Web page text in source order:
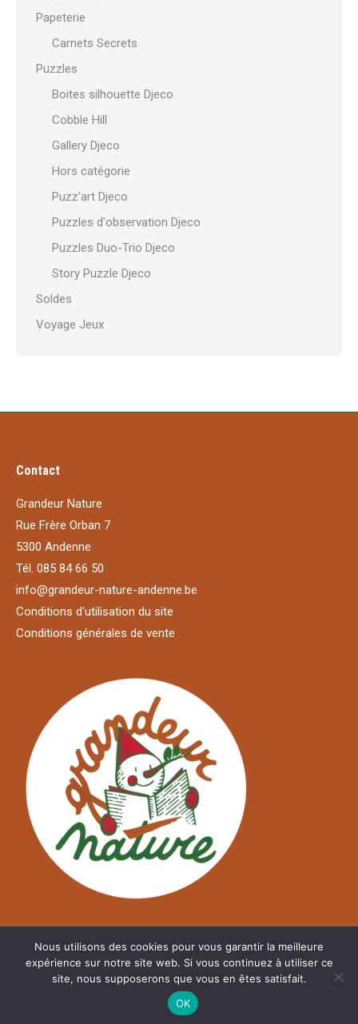
Papeterie
Carnets Secrets
Puzzles
Boites silhouette Djeco
Cobble Hill
Gallery Djeco
Hors catégorie
Puzz'art Djeco
Puzzles d'observation Djeco
Puzzles Duo-Trio Djeco
Story Puzzle Djeco
Soldes
Voyage Jeux
Contact
Grandeur Nature
Rue Frère Orban 7
5300 Andenne
Tél. 085 84 66 50
info@grandeur-nature-andenne.be
Conditions d'utilisation du site
Conditions générales de vente
A2NM.COM
Nous utilisons des cookies pour vous garantir la meilleure
expérience sur notre site web. Si vous continuez à utiliser ce
site, nous supposerons que vous en êtes satisfait.
OK